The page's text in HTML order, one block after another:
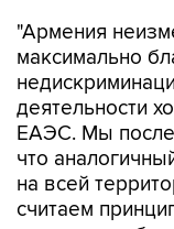
"Армения
максимально
деятельности
ЕАЭС. Мы
что
на всей
считаем